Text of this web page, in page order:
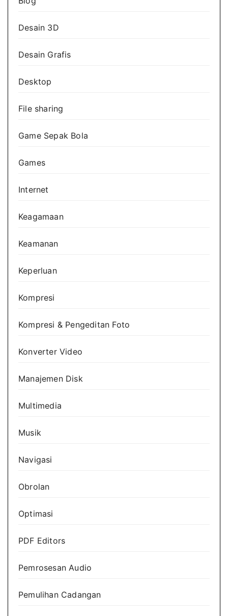
Desain 3D
Desain Grafis
Desktop
File sharing
Game Sepak Bola
Games
Internet
Keagamaan
Keamanan
Keperluan
Kompresi
Kompresi & Pengeditan Foto
Konverter Video
Manajemen Disk
Multimedia
Musik
Navigasi
Obrolan
Optimasi
PDF Editors
Pemrosesan Audio
Pemulihan Cadangan